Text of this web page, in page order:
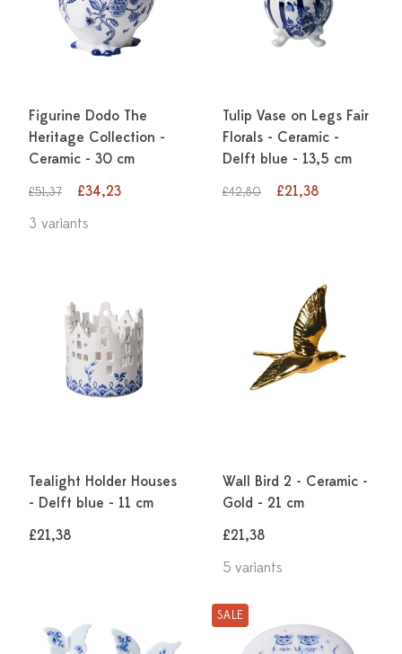
Figurine Dodo The
Heritage Collection -
Ceramic - 30 cm
£51,37
£34,23
3 variants
Tulip Vase on Legs Fair
Florals - Ceramic -
Delft blue - 13,5 cm
£42,80 £21,38
Tealight Holder Houses
- Delft blue - 11 cm
£21,38
Wall Bird 2 - Ceramic -
Gold - 21 cm
£21,38
5 variants
SALE